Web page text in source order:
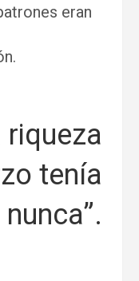
eran
riqueza
tenía